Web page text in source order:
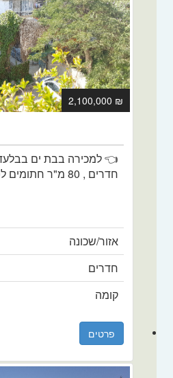
₪ 2,100,000
חדרים , 80 מ"ר חתומים לפינוי בינוי , 👌 ...
אזור/שכונה
חדרים
קומה
פרטים